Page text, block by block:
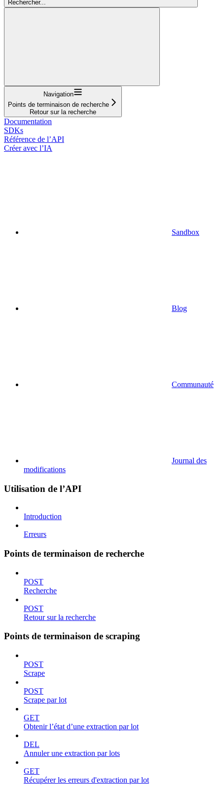
Rechercher...
Navigation
Points de terminaison de recherche
Retour sur la recherche
Documentation
SDKs
Référence de l’API
Créer avec l’IA
Sandbox
Blog
Communauté
Journal des
modifications
Utilisation de l’API
Introduction
Erreurs
Points de terminaison de recherche
POST
Recherche
POST
Retour sur la recherche
Points de terminaison de scraping
POST
Scrape
POST
Scrape par lot
GET
Obtenir l’état d’une extraction par lot
DEL
Annuler une extraction par lots
GET
Récupérer les erreurs d'extraction par lot